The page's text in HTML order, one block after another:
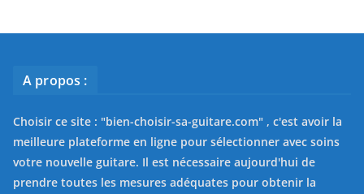
A propos :
Choisir ce site : "bien-choisir-sa-guitare.com" , c'est avoir la
meilleure plateforme en ligne pour sélectionner avec soins
votre nouvelle guitare. Il est nécessaire aujourd'hui de
prendre toutes les mesures adéquates pour obtenir la